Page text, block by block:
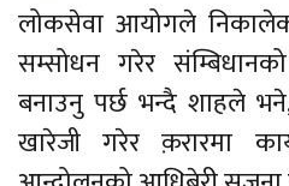
लोकसेवा आयोगले
सम्सोधन गरेर
बनाउनु पर्छ भन्दै शाहले
खारेजी गरेर क़रारमा